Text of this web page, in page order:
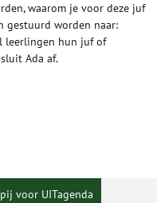
waarom je voor deze juf
gestuurd worden naar:
leerlingen hun juf of
Ada af.
voor UITagenda